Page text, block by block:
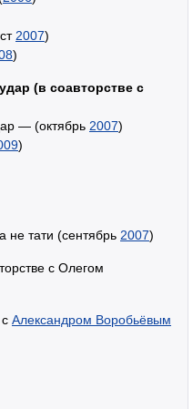
2007)
)
(в соавторстве с
— (октябрь 2007)
)
не тати (сентябрь 2007)
с Олегом
Александром Воробьёвым